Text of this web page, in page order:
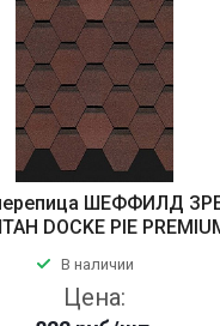
ШЕФФИЛД
DOCKE PIE
В наличии
Цена: